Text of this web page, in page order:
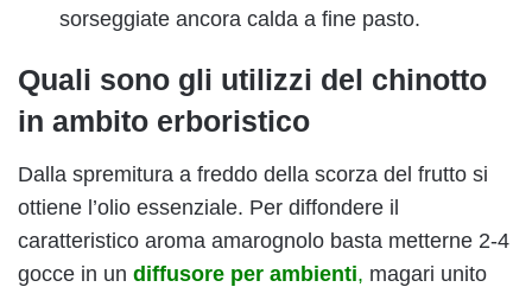
sorseggiate ancora calda a fine pasto.
Quali sono gli utilizzi del chinotto
in ambito erboristico
Dalla spremitura a freddo della scorza del frutto si
ottiene l’olio essenziale. Per diffondere il
caratteristico aroma amarognolo basta metterne 2-4
gocce in un diffusore per ambienti, magari unito